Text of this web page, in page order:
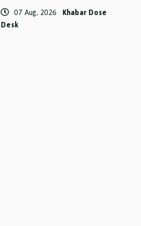
07 Aug, 2026 Khabar Dose
Desk